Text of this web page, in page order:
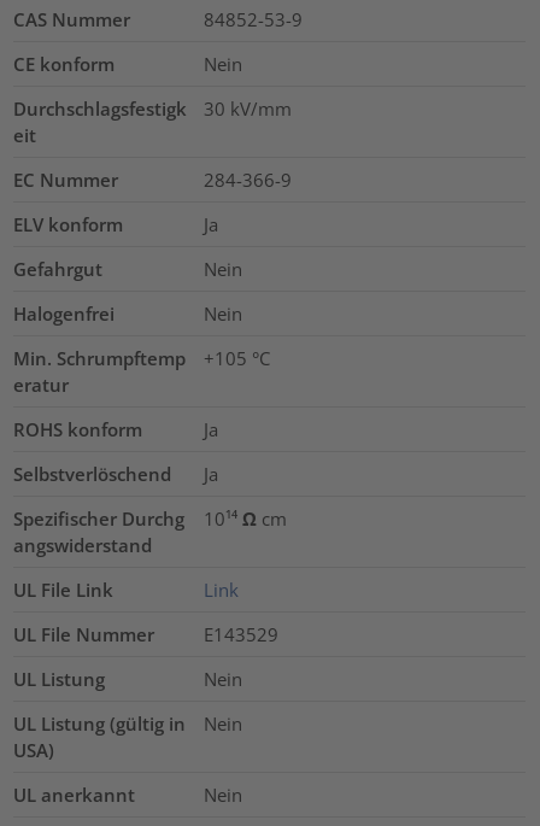
CAS Nummer
84852-53-9
CE konform
Nein
Durchschlagsfestigk
eit
30 kV/mm
EC Nummer
284-366-9
ELV konform
Ja
Gefahrgut
Nein
Halogenfrei
Nein
Min. Schrumpftemp
eratur
+105 °C
ROHS konform
Ja
Selbstverlöschend
Ja
Spezifischer Durchg
angswiderstand
10¹⁴ Ω cm
UL File Link
Link
UL File Nummer
E143529
UL Listung
Nein
UL Listung (gültig in
USA)
Nein
UL anerkannt
Nein